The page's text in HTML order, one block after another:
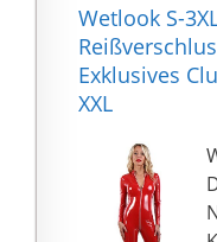
Wetlook S-
Exklusives
XXL